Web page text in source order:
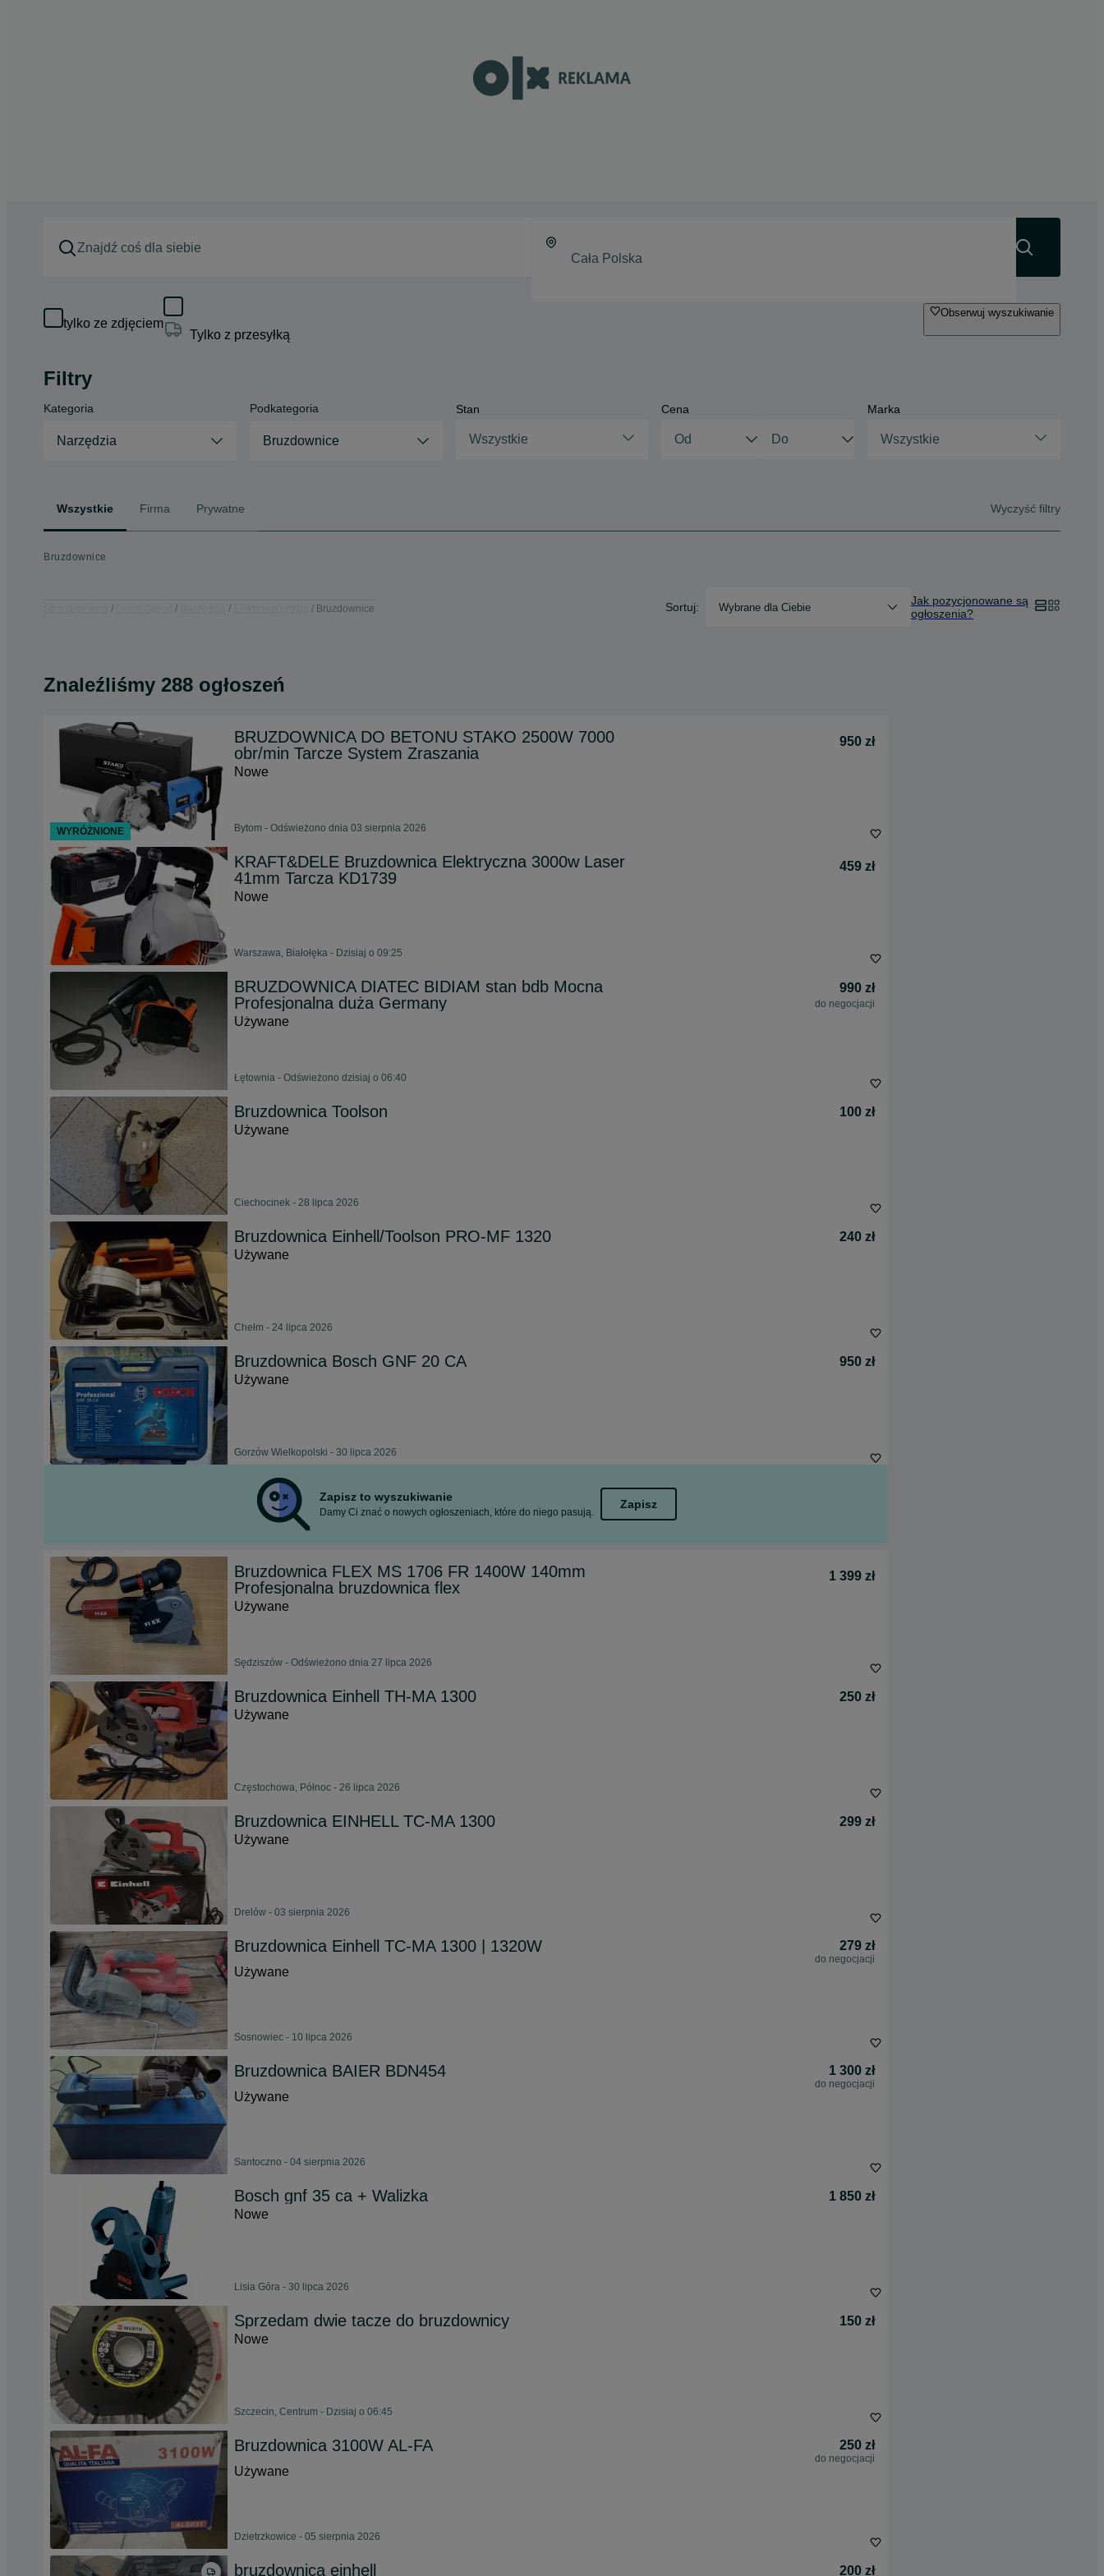
tylko ze zdjęciem
Tylko z przesyłką
Obserwuj wyszukiwanie
Filtry
Kategoria
Narzędzia
Podkategoria
Bruzdownice
Stan
Wszystkie
Cena Marka
Wszystkie
Wszystkie Firma Prywatne Wyczyść filtry
Bruzdownice
Bruzdownice Sortuj: Wybrane dla Ciebie
Jak pozycjonowane są
ogłoszenia?
Znaleźliśmy 288 ogłoszeń
BRUZDOWNICA DO BETONU STAKO 2500W 7000
obr/min Tarcze System Zraszania
950 zł
Nowe
Bytom - Odświeżono dnia 03 sierpnia 2026
KRAFT&DELE Bruzdownica Elektryczna 3000w Laser
41mm Tarcza KD1739
459 zł
Nowe
Warszawa, Białołęka - Dzisiaj o 09:25
BRUZDOWNICA DIATEC BIDIAM stan bdb Mocna
Profesjonalna duża Germany
990 zł
do negocjacji
Używane
Łętownia - Odświeżono dzisiaj o 06:40
Bruzdownica Toolson
100 zł
Używane
Ciechocinek - 28 lipca 2026
Bruzdownica Einhell/Toolson PRO-MF 1320
240 zł
Używane
Chełm - 24 lipca 2026
Bruzdownica Bosch GNF 20 CA
950 zł
Używane
Gorzów Wielkopolski - 30 lipca 2026
Zapisz to wyszukiwanie
Damy Ci znać o nowych ogłoszeniach, które do niego pasują.
Zapisz
Bruzdownica FLEX MS 1706 FR 1400W 140mm
Profesjonalna bruzdownica flex
1 399 zł
Używane
Sędziszów - Odświeżono dnia 27 lipca 2026
Bruzdownica Einhell TH-MA 1300
250 zł
Używane
Częstochowa, Północ - 26 lipca 2026
Bruzdownica EINHELL TC-MA 1300
299 zł
Używane
Drelów - 03 sierpnia 2026
Bruzdownica Einhell TC-MA 1300 | 1320W 279 zł
do negocjacji
Używane
Sosnowiec - 10 lipca 2026
Bruzdownica BAIER BDN454 1 300 zł
do negocjacji
Używane
Santoczno - 04 sierpnia 2026
Bosch gnf 35 ca + Walizka
1 850 zł
Nowe
Lisia Góra - 30 lipca 2026
Sprzedam dwie tacze do bruzdownicy
150 zł
Nowe
Szczecin, Centrum - Dzisiaj o 06:45
Bruzdownica 3100W AL-FA 250 zł
do negocjacji
Używane
Dzietrzkowice - 05 sierpnia 2026
bruzdownica einhell 200 zł
WYRÓŻNIONE